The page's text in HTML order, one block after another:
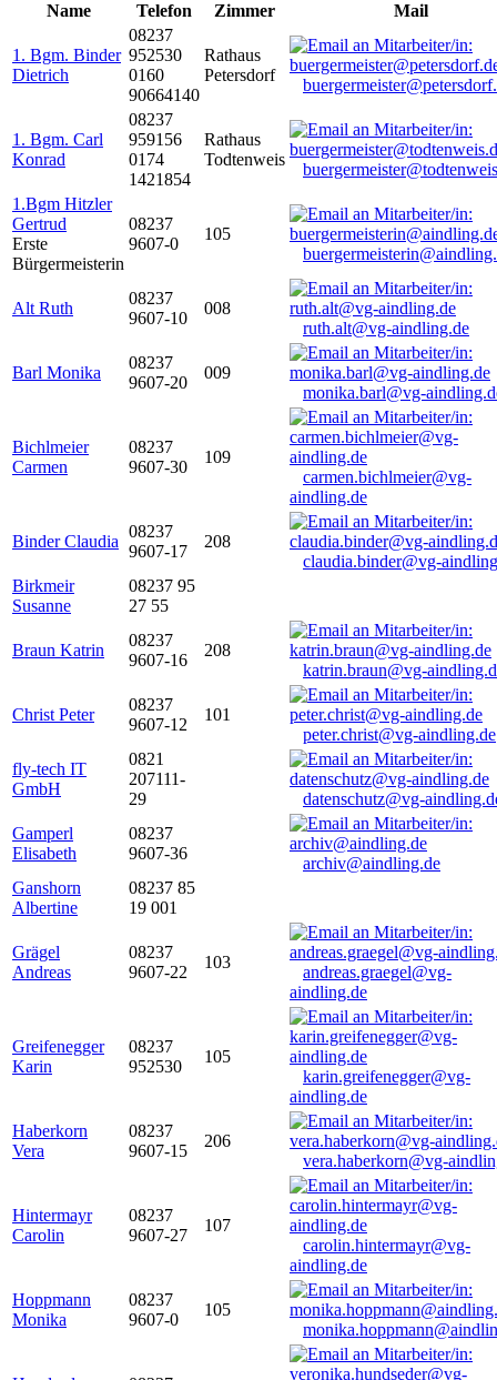
Name
Telefon Zimmer Mail
1. Bgm. Binder
Dietrich
08237
952530
0160
90664140
Rathaus
Petersdorf
1. Bgm. Carl
Konrad
08237
959156
0174
1421854
Rathaus
Todtenweis
1.Bgm Hitzler
Gertrud
Erste
Bürgermeisterin
08237
9607-0
105
Alt Ruth
08237
9607-10
008
ruth.alt@vg-aindling.de
Barl Monika
08237
9607-20
009
monika.barl@vg-
Bichlmeier
Carmen
08237
9607-30
109
carmen.bichlmeier@vg-
aindling.de
Binder Claudia
08237
9607-17
208
claudia.binder@vg-
Birkmeir
Susanne
08237 95
27 55
Braun Katrin
08237
9607-16
208
katrin.braun@vg-
Christ Peter
08237
9607-12
101
peter.christ@vg-aindling.de
fly-tech IT
GmbH
0821
207111-
29
datenschutz@vg-
Gamperl
Elisabeth
08237
9607-36
archiv@aindling.de
Ganshorn
Albertine
08237 85
19 001
Grägel
Andreas
08237
9607-22
103
andreas.graegel@vg-
aindling.de
Greifenegger
Karin
08237
952530
105
karin.greifenegger@vg-
aindling.de
Haberkorn
Vera
08237
9607-15
206
vera.haberkorn@vg-
Hintermayr
Carolin
08237
9607-27
107
carolin.hintermayr@vg-
aindling.de
Hoppmann
Monika
08237
9607-0
105